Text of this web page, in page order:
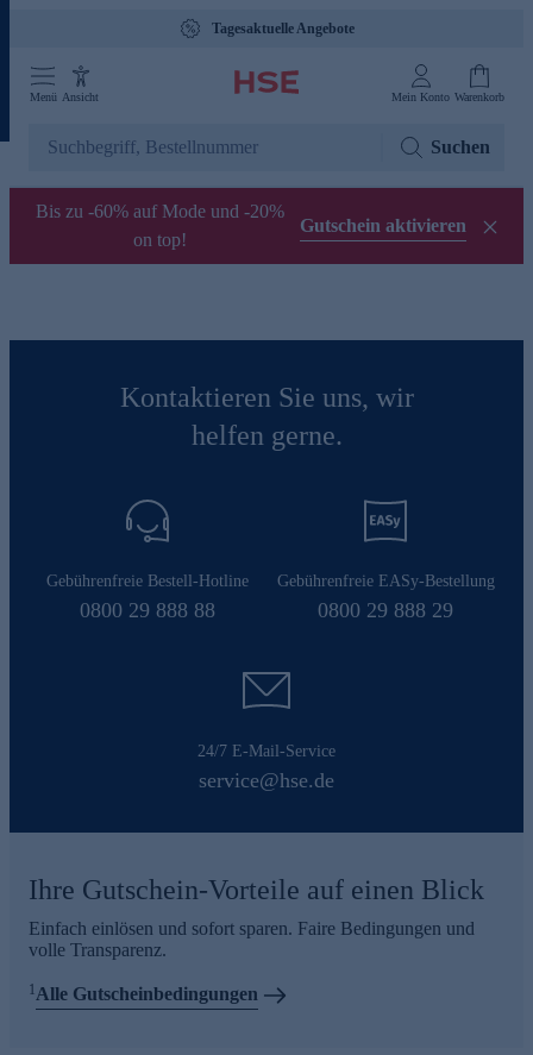
Tagesaktuelle Angebote
Menü Ansicht Mein Konto Warenkorb
Suchen
Bis zu -60% auf Mode und -20%
on top!
Gutschein aktivieren
Kontaktieren Sie uns, wir
helfen gerne.
Gebührenfreie Bestell-Hotline
0800 29 888 88
Gebührenfreie EASy-Bestellung
0800 29 888 29
24/7 E-Mail-Service
service@hse.de
Ihre Gutschein-Vorteile auf einen Blick
Einfach einlösen und sofort sparen. Faire Bedingungen und
volle Transparenz.
1Alle Gutscheinbedingungen